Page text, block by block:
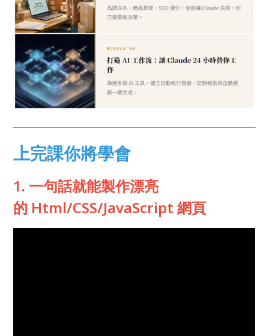
上完課你將學會
1. 一句話就能製作漂亮
的 Html/CSS/JavaScript 網頁